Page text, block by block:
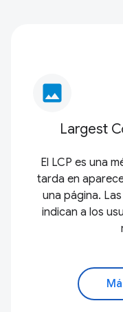
image
Largest
El LCP es una
tarda en
una página.
indican a los